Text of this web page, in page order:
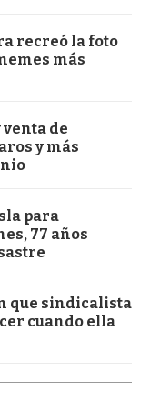
recreó la foto
más
de
y más
para
77 años
que sindicalista
cuando ella